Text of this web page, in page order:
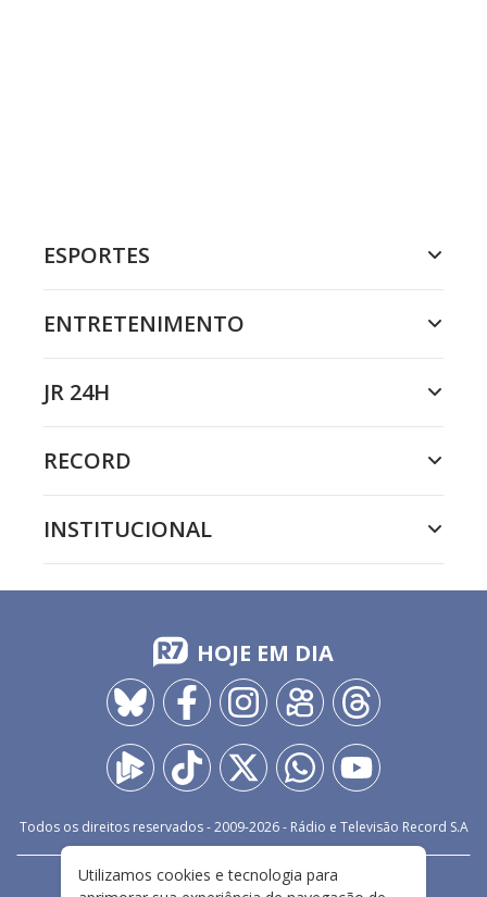
ESPORTES
ENTRETENIMENTO
JR 24H
RECORD
INSTITUCIONAL
HOJE EM DIA
Todos os direitos reservados - 2009-2026- Rádio e Televisão Record S.A
FALE CONOSCO PRIVACIDADE
Utilizamos cookies e tecnologia para